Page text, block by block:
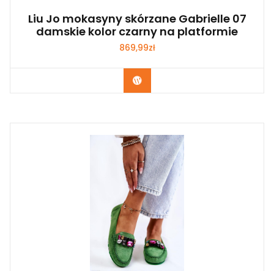
Liu Jo mokasyny skórzane Gabrielle 07
damskie kolor czarny na platformie
869,99zł
Kup Teraz